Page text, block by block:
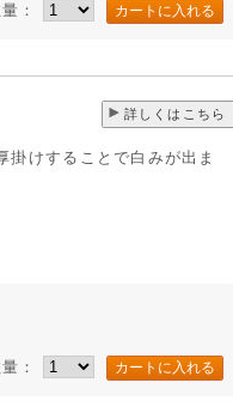
：
詳しくはこちら
掛けすることで白みが出ま
：